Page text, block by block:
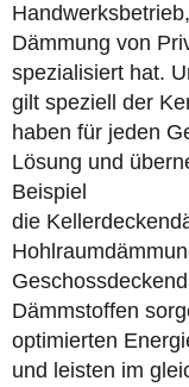
Dämmung von
spezialisiert hat.
gilt speziell der
haben für jeden
Lösung und
Beispiel
die
Dämmstoffen
optimierten
und leisten im